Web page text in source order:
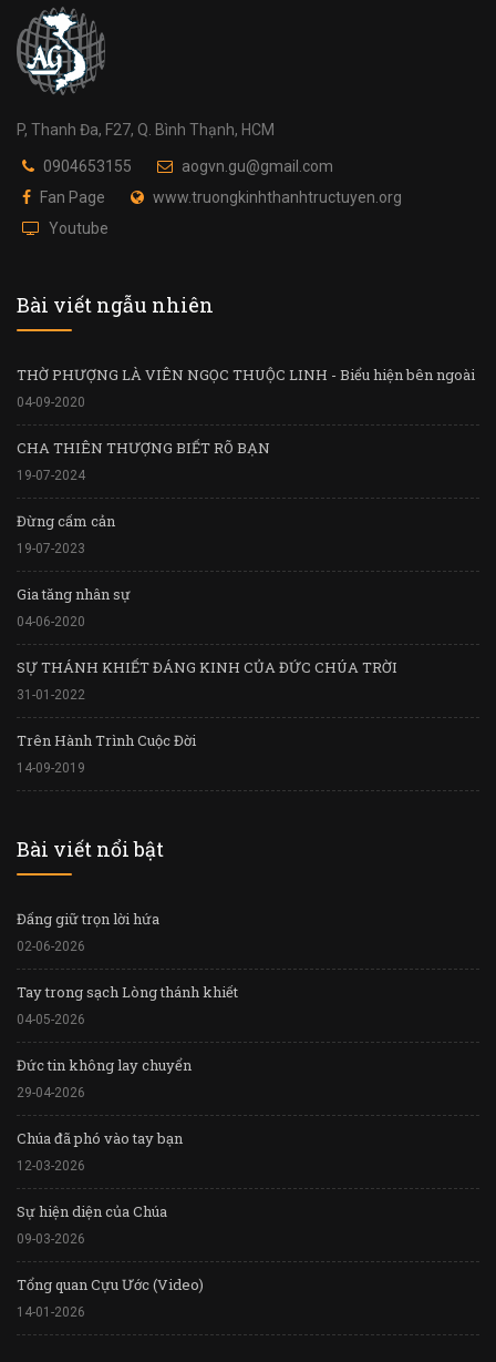
P, Thanh Đa, F27, Q. Bình Thạnh, HCM
0904653155
aogvn.gu@gmail.com
Fan Page
www.truongkinhthanhtructuyen.org
Youtube
Bài viết ngẫu nhiên
THỜ PHƯỢNG LÀ VIÊN NGỌC THUỘC LINH - Biểu hiện bên ngoài
04-09-2020
CHA THIÊN THƯỢNG BIẾT RÕ BẠN
19-07-2024
Đừng cấm cản
19-07-2023
Gia tăng nhân sự
04-06-2020
SỰ THÁNH KHIẾT ĐÁNG KINH CỦA ĐỨC CHÚA TRỜI
31-01-2022
Trên Hành Trình Cuộc Đời
14-09-2019
Bài viết nổi bật
Đấng giữ trọn lời hứa
02-06-2026
Tay trong sạch Lòng thánh khiết
04-05-2026
Đức tin không lay chuyển
29-04-2026
Chúa đã phó vào tay bạn
12-03-2026
Sự hiện diện của Chúa
09-03-2026
Tổng quan Cựu Ước (Video)
14-01-2026